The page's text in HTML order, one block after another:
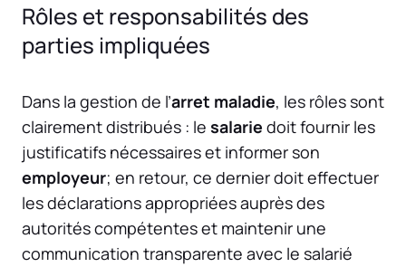
Rôles et responsabilités des
parties impliquées
Dans la gestion de l’arret maladie, les rôles sont
clairement distribués : le salarie doit fournir les
justificatifs nécessaires et informer son
employeur; en retour, ce dernier doit effectuer
les déclarations appropriées auprès des
autorités compétentes et maintenir une
communication transparente avec le salarié